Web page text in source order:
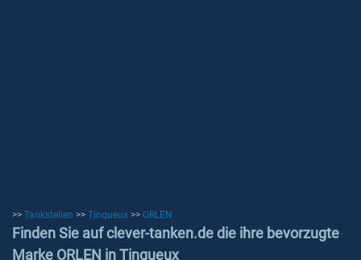
>> Tankstellen >> Tinqueux >> ORLEN
Finden Sie auf clever-tanken.de die ihre bevorzugte
Marke ORLEN in Tinqueux